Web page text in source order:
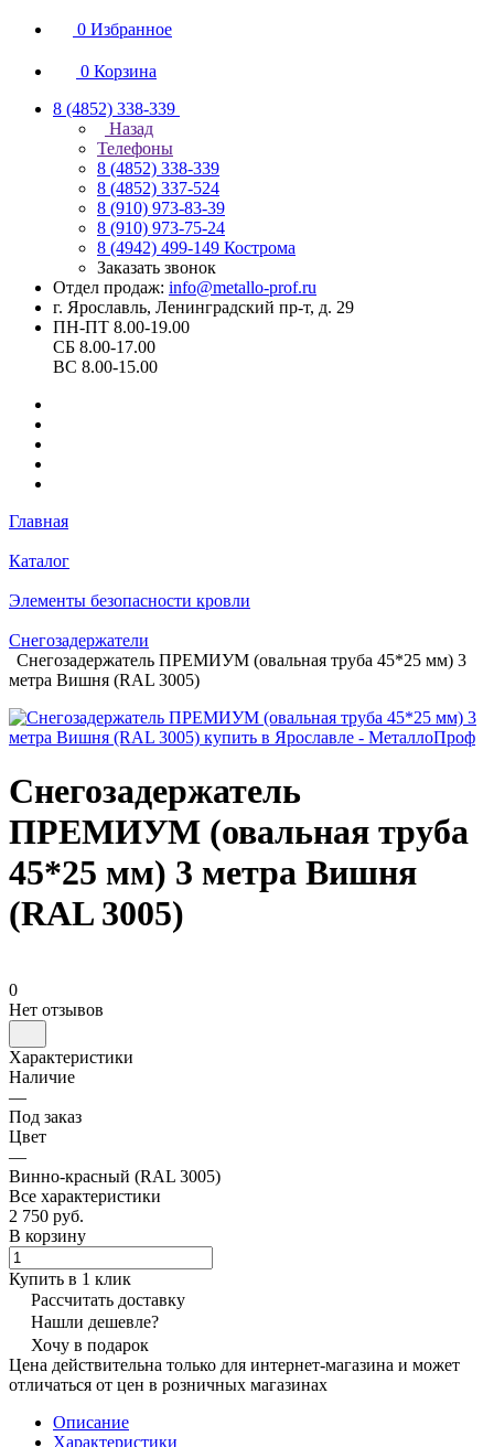
0 Избранное
0 Корзина
8 (4852) 338-339
Назад
Телефоны
8 (4852) 338-339
8 (4852) 337-524
8 (910) 973-83-39
8 (910) 973-75-24
8 (4942) 499-149 Кострома
Заказать звонок
Отдел продаж: info@metallo-prof.ru
г. Ярославль, Ленинградский пр-т, д. 29
ПН-ПТ 8.00-19.00
СБ 8.00-17.00
ВС 8.00-15.00
Главная
Каталог
Элементы безопасности кровли
Снегозадержатели
Снегозадержатель ПРЕМИУМ (овальная труба 45*25 мм) 3
метра Вишня (RAL 3005)
Снегозадержатель
ПРЕМИУМ (овальная труба
45*25 мм) 3 метра Вишня
(RAL 3005)
0
Нет отзывов
Характеристики
Наличие
—
Под заказ
Цвет
—
Винно-красный (RAL 3005)
Все характеристики
2 750 руб.
В корзину
Купить в 1 клик
Рассчитать доставку
Нашли дешевле?
Хочу в подарок
Цена действительна только для интернет-магазина и может
отличаться от цен в розничных магазинах
Описание
Характеристики